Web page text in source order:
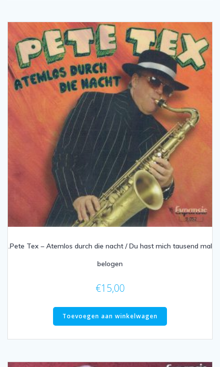
.Pete Tex – Atemlos durch die nacht / Du hast mich tausend mal
belogen
€15,00
Toevoegen aan winkelwagen